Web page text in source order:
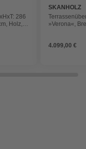
286
Holz,
SKANHOLZ
»Verona«,
4.099,00 €